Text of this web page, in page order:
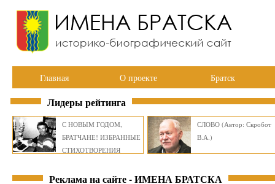
Главная О проекте Братск
Лидеры рейтинга
С НОВЫМ ГОДОМ,
БРАТЧАНЕ! ИЗБРАННЫЕ
СТИХОТВОРЕНИЯ
СЛОВО (Автор: Скробот
В.А.)
Реклама на сайте - ИМЕНА БРАТСКА